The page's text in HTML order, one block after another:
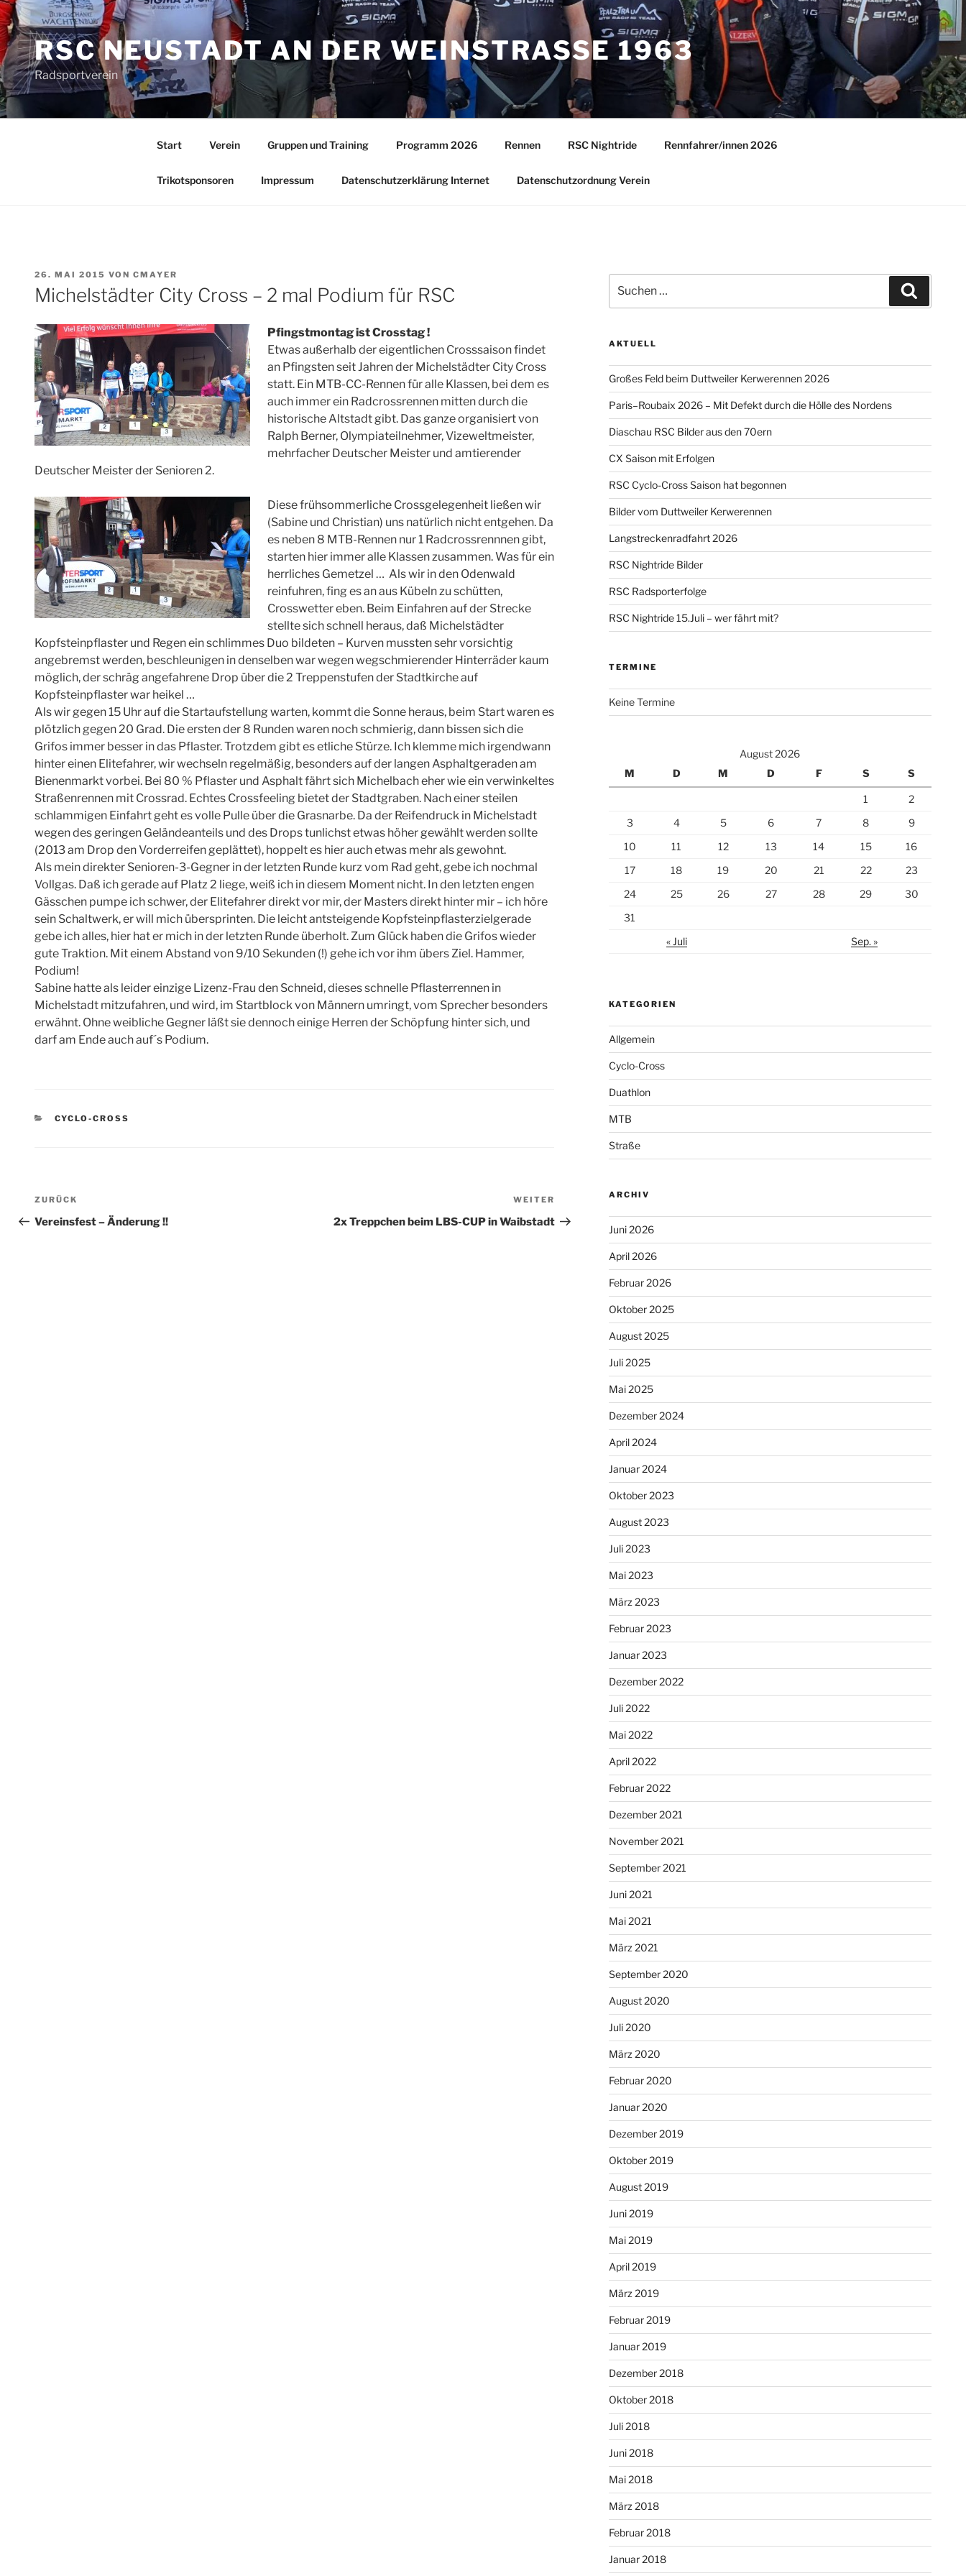
Zum
Inhalt
springenRSC NEUSTADT AN DER WEINSTRASSE 1963
Radsportverein
Start Verein Gruppen und Training Programm 2026 Rennen RSC Nightride Rennfahrer/innen 2026
Trikotsponsoren Impressum Datenschutzerklärung Internet Datenschutzordnung Verein
VERÖFFENTLICHT
AM
26. MAI 2015 VON CMAYER
Michelstädter City Cross – 2 mal Podium für RSC
Pfingstmontag ist Crosstag !
Etwas außerhalb der eigentlichen Crosssaison findet
an Pfingsten seit Jahren der Michelstädter City Cross
statt. Ein MTB-CC-Rennen für alle Klassen, bei dem es
auch immer ein Radcrossrennen mitten durch die
historische Altstadt gibt. Das ganze organisiert von
Ralph Berner, Olympiateilnehmer, Vizeweltmeister,
mehrfacher Deutscher Meister und amtierender
Deutscher Meister der Senioren 2.
Diese frühsommerliche Crossgelegenheit ließen wir
(Sabine und Christian) uns natürlich nicht entgehen. Da
es neben 8 MTB-Rennen nur 1 Radcrossrennnen gibt,
starten hier immer alle Klassen zusammen. Was für ein
herrliches Gemetzel … Als wir in den Odenwald
reinfuhren, fing es an aus Kübeln zu schütten,
Crosswetter eben. Beim Einfahren auf der Strecke
stellte sich schnell heraus, daß Michelstädter
Kopfsteinpflaster und Regen ein schlimmes Duo bildeten – Kurven mussten sehr vorsichtig
angebremst werden, beschleunigen in denselben war wegen wegschmierender Hinterräder kaum
möglich, der schräg angefahrene Drop über die 2 Treppenstufen der Stadtkirche auf
Kopfsteinpflaster war heikel …
Als wir gegen 15 Uhr auf die Startaufstellung warten, kommt die Sonne heraus, beim Start waren es
plötzlich gegen 20 Grad. Die ersten der 8 Runden waren noch schmierig, dann bissen sich die
Grifos immer besser in das Pflaster. Trotzdem gibt es etliche Stürze. Ich klemme mich irgendwann
hinter einen Elitefahrer, wir wechseln regelmäßig, besonders auf der langen Asphaltgeraden am
Bienenmarkt vorbei. Bei 80 % Pflaster und Asphalt fährt sich Michelbach eher wie ein verwinkeltes
Straßenrennen mit Crossrad. Echtes Crossfeeling bietet der Stadtgraben. Nach einer steilen
schlammigen Einfahrt geht es volle Pulle über die Grasnarbe. Da der Reifendruck in Michelstadt
wegen des geringen Geländeanteils und des Drops tunlichst etwas höher gewählt werden sollte
(2013 am Drop den Vorderreifen geplättet), hoppelt es hier auch etwas mehr als gewohnt.
Als mein direkter Senioren-3-Gegner in der letzten Runde kurz vom Rad geht, gebe ich nochmal
Vollgas. Daß ich gerade auf Platz 2 liege, weiß ich in diesem Moment nicht. In den letzten engen
Gässchen pumpe ich schwer, der Elitefahrer direkt vor mir, der Masters direkt hinter mir – ich höre
sein Schaltwerk, er will mich übersprinten. Die leicht antsteigende Kopfsteinpflasterzielgerade
gebe ich alles, hier hat er mich in der letzten Runde überholt. Zum Glück haben die Grifos wieder
gute Traktion. Mit einem Abstand von 9/10 Sekunden (!) gehe ich vor ihm übers Ziel. Hammer,
Podium!
Sabine hatte als leider einzige Lizenz-Frau den Schneid, dieses schnelle Pflasterrennen in
Michelstadt mitzufahren, und wird, im Startblock von Männern umringt, vom Sprecher besonders
erwähnt. Ohne weibliche Gegner läßt sie dennoch einige Herren der Schöpfung hinter sich, und
darf am Ende auch auf´s Podium.
KATEGORIEN
CYCLO-CROSS
Beitragsnavigation
Vorheriger
Beitrag
ZURÜCK
Vereinsfest – Änderung !!
Beitrag
WEITER
2x Treppchen beim LBS-CUP in Waibstadt
nach:
AKTUELL
Großes Feld beim Duttweiler Kerwerennen 2026
Paris–Roubaix 2026 – Mit Defekt durch die Hölle des Nordens
Diaschau RSC Bilder aus den 70ern
CX Saison mit Erfolgen
RSC Cyclo-Cross Saison hat begonnen
Bilder vom Duttweiler Kerwerennen
Langstreckenradfahrt 2026
RSC Nightride Bilder
RSC Radsporterfolge
RSC Nightride 15.Juli – wer fährt mit?
TERMINE
Keine Termine
August 2026
M
D M D F S S
1
2
3
4 5 6 7 8
9
10
11 12 13 14 15
16
17
18 19 20 21 22
23
24
25 26 27 28 29
30
31
« Juli
Sep. »
KATEGORIEN
Allgemein
Cyclo-Cross
Duathlon
MTB
Straße
ARCHIV
Juni 2026
April 2026
Februar 2026
Oktober 2025
August 2025
Juli 2025
Mai 2025
Dezember 2024
April 2024
Januar 2024
Oktober 2023
August 2023
Juli 2023
Mai 2023
März 2023
Februar 2023
Januar 2023
Dezember 2022
Juli 2022
Mai 2022
April 2022
Februar 2022
Dezember 2021
November 2021
September 2021
Juni 2021
Mai 2021
März 2021
September 2020
August 2020
Juli 2020
März 2020
Februar 2020
Januar 2020
Dezember 2019
Oktober 2019
August 2019
Juni 2019
Mai 2019
April 2019
März 2019
Februar 2019
Januar 2019
Dezember 2018
Oktober 2018
Juli 2018
Juni 2018
Mai 2018
März 2018
Februar 2018
Januar 2018